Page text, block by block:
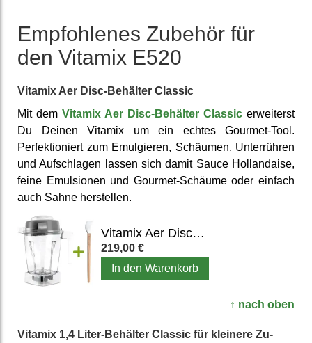
Empfohlenes Zubehör für
den Vitamix E520
Vitamix Aer Disc-Behälter Classic
Mit dem Vitamix Aer Disc-Behälter Classic er­weiterst
Du Deinen Vitamix um ein echtes Gourmet-Tool.
Perfektioniert zum Emulgieren, Schäumen, Unterrühren
und Aufschlagen lassen sich damit Sauce Hollandaise,
feine Emulsionen und Gourmet-Schäume oder einfach
auch Sahne herstellen.
Vitamix Aer Disc-Behälter Classic
219,00 €
In den Warenkorb
↑ nach oben
Vitamix 1,4 Liter-Behälter Classic für kleinere Zu­